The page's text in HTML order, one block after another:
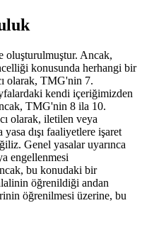
oluşturulmuştur. Ancak,
konusunda herhangi bir
olarak, TMG'nin 7.
kendi içeriğimizden
TMG'nin 8 ila 10.
olarak, iletilen veya
dışı faaliyetlere işaret
Genel yasalar uyarınca
engellenmesi
bu konudaki bir
öğrenildiği andan
öğrenilmesi üzerine, bu